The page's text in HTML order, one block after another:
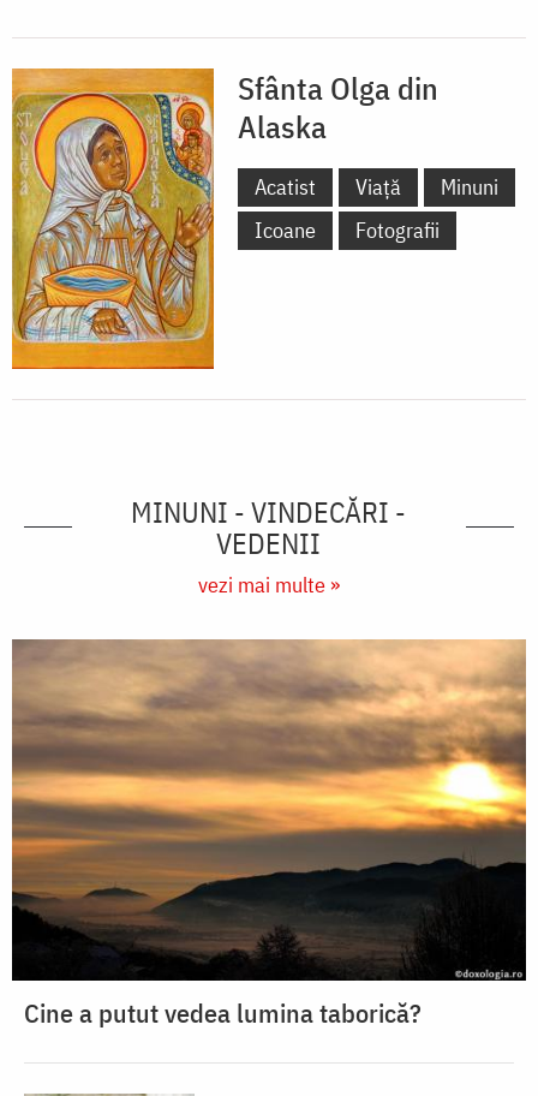
Sfânta Olga din
Alaska
Acatist Viață
Minuni
Icoane
Fotografii
MINUNI - VINDECĂRI -
VEDENII
vezi mai multe »
Cine a putut vedea lumina taborică?